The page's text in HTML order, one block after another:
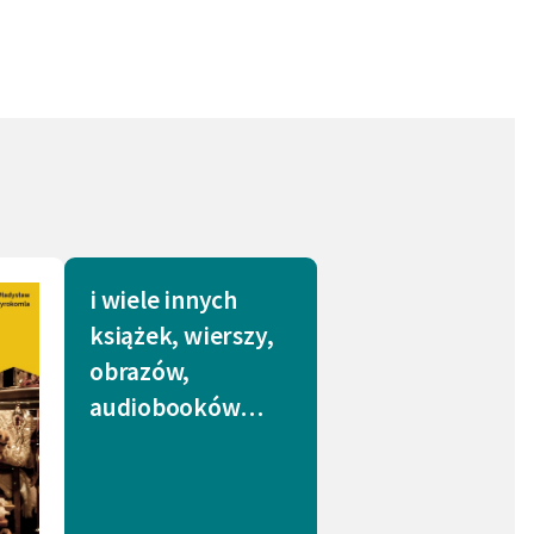
i wiele innych
książek, wierszy,
obrazów,
audiobooków…